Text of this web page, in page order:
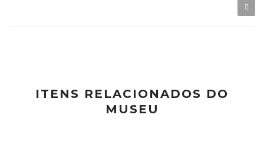
ITENS RELACIONADOS DO
MUSEU